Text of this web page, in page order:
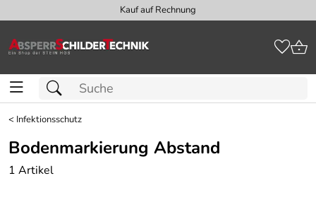
Kauf auf Rechnung
< Infektionsschutz
Bodenmarkierung Abstand
1 Artikel